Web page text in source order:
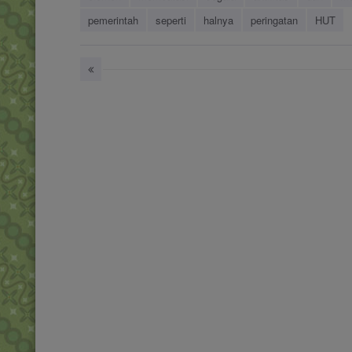
pemerintah
seperti halnya peringatan HUT